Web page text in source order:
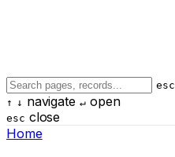
esc
↑ ↓ navigate ↵open
esc close
Home